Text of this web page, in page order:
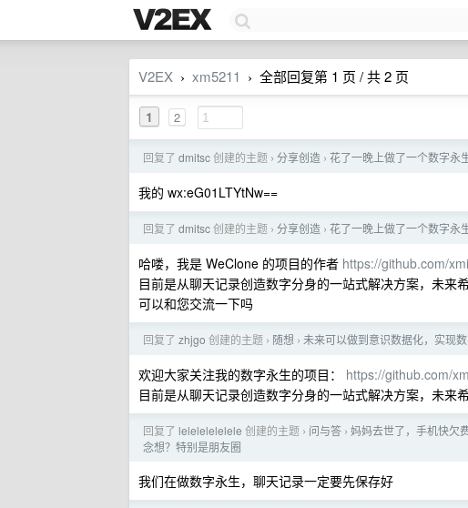
V2EX › xm5211 › 全部回复第 1 页 / 共 2 页
1 2
回复了 dmitsc创建的主题 › 分享创造 › 花了一晚上做了一个数字永
我的 wx:eG01LTYtNw==
回复了 dmitsc创建的主题 › 分享创造 › 花了一晚上做了一个数字永
哈喽，我是 WeClone 的项目的作者 https://github.com/
目前是从聊天记录创造数字分身的一站式解决方案，未来
可以和您交流一下吗
回复了 zhjgo 创建的主题 › 随想 › 未来可以做到意识数据化，实现
欢迎大家关注我的数字永生的项目： https://github.com/
目前是从聊天记录创造数字分身的一站式解决方案，未来
回复了 lelelelelelele 创建的主题 › 问与答 › 妈妈去世了，手机快欠
念想？特别是朋友圈
我们在做数字永生，聊天记录一定要先保存好